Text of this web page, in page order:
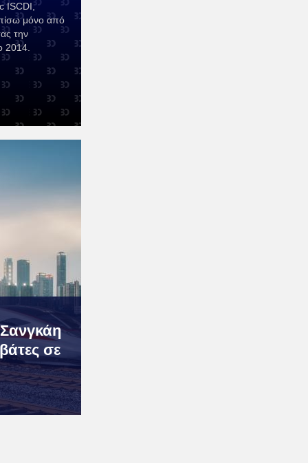
ISCDI,
μόνο από
την
2014.
σε